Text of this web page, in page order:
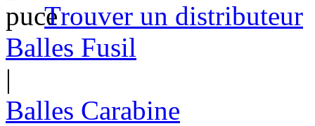
Trouver un distributeur
Balles Fusil
|
Balles Carabine